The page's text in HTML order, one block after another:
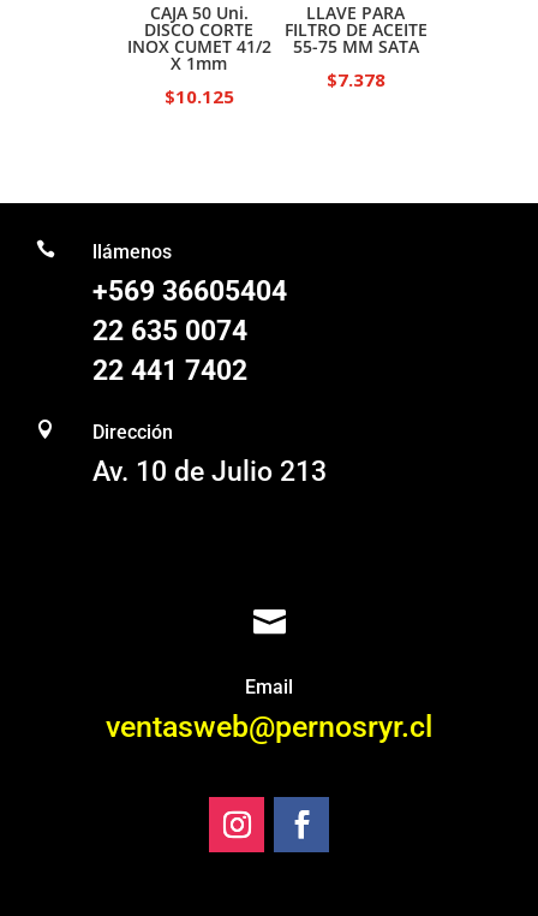
CAJA 50 Uni.
DISCO CORTE
INOX CUMET 41/2
X 1mm
$10.125
LLAVE PARA
FILTRO DE ACEITE
55-75 MM SATA
$7.378
 llámenos
+569 36605404
22 635 0074
22 441 7402
 Dirección
Av. 10 de Julio 213

Email
ventasweb@pernosryr.cl